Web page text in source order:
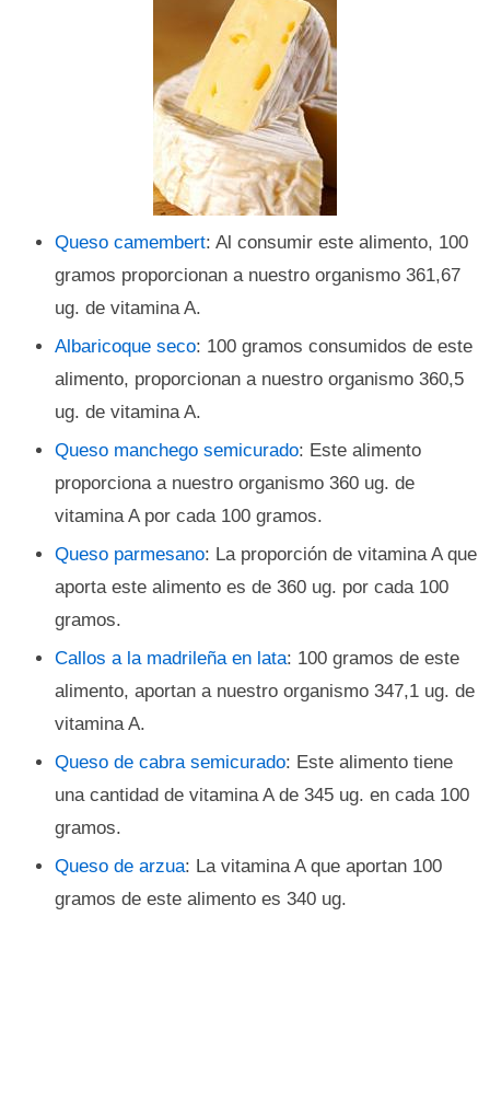
Queso camembert: Al consumir este alimento, 100
gramos proporcionan a nuestro organismo 361,67
ug. de vitamina A.
Albaricoque seco: 100 gramos consumidos de este
alimento, proporcionan a nuestro organismo 360,5
ug. de vitamina A.
Queso manchego semicurado: Este alimento
proporciona a nuestro organismo 360 ug. de
vitamina A por cada 100 gramos.
Queso parmesano: La proporción de vitamina A que
aporta este alimento es de 360 ug. por cada 100
gramos.
Callos a la madrileña en lata: 100 gramos de este
alimento, aportan a nuestro organismo 347,1 ug. de
vitamina A.
Queso de cabra semicurado: Este alimento tiene
una cantidad de vitamina A de 345 ug. en cada 100
gramos.
Queso de arzua: La vitamina A que aportan 100
gramos de este alimento es 340 ug.